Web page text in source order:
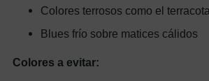
Colores terrosos como el
Blues frío sobre matices cálidos
Colores a evitar: